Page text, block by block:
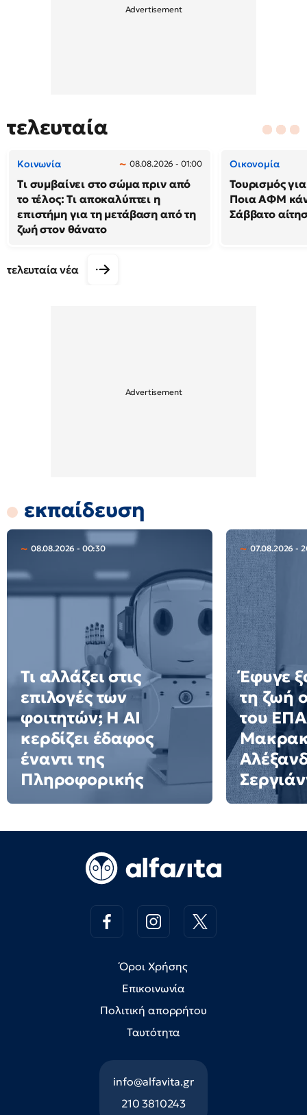
τελευταία
Κοινωνία 08.08.2026 - 01:00
Τι συμβαίνει στο σώμα πριν από
το τέλος: Τι αποκαλύπτει η
επιστήμη για τη μετάβαση από τη
ζωή στον θάνατο
Οικονομία
Τουρισμός
Ποια ΑΦΜ
Σάββατο
τελευταία νέα
εκπαίδευση
08.08.2026 - 00:30
Τι αλλάζει στις
επιλογές των
φοιτητών; Η AI
κερδίζει έδαφος
έναντι της
Πληροφορικής
07.08.2026 -
Έφυγε
τη ζωή
του
Όροι Χρήσης
Επικοινωνία
Πολιτική απορρήτου
Ταυτότητα
info@alfavita.gr
210 3810243